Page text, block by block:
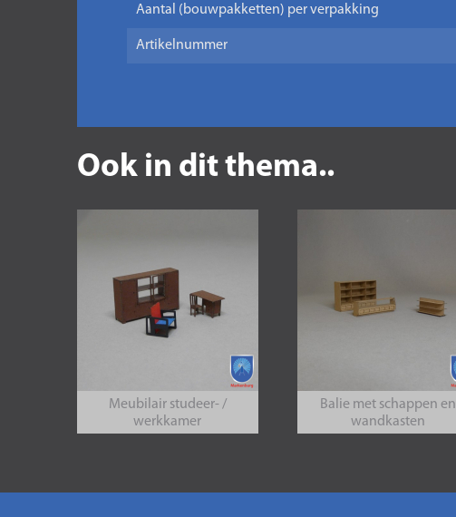
Aantal (bouwpakketten) per verpakking
Artikelnummer
Ook in dit thema..
Meubilair studeer- /
werkkamer
Balie met schappen en
wandkasten